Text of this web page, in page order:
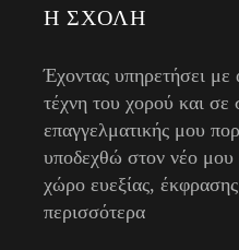
Η ΣΧΟΛΉ
Έχοντας υπηρετήσει με
τέχνη του χορού και σε
επαγγελματικής μου
υποδεχθώ στον νέο μου
χώρο ευεξίας,
περισσότερα